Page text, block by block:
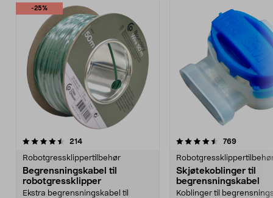
-25%
214anmeldelser
Robotgressklippertilbehør
Begrensningskabel til
robotgressklipper
Ekstra begrensningskabel til
4.5 av 5 stjerner 769
Skjøtekoblinger til
begrensningskabel
Koblinger til
4.5 av 5 stjerner